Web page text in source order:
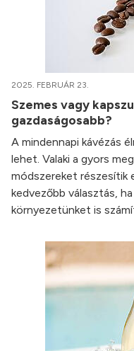
2025. FEBRUÁR 23.
Szemes vagy
gazdaságosabb?
A mindennapi kávézás
lehet. Valaki a gyors
módszereket részesítik
kedvezőbb választás,
környezetünket is